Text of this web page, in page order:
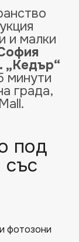
и малки
„Кедър“
минути
града,
под
със
фотозони